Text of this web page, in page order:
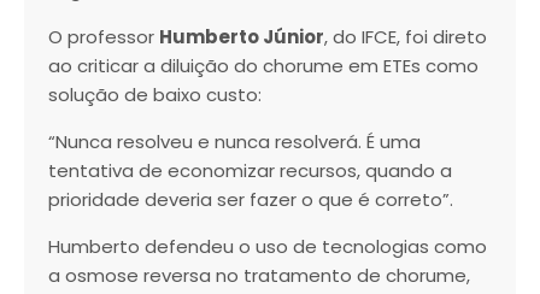
O professor Humberto Júnior, do IFCE, foi direto
ao criticar a diluição do chorume em ETEs como
solução de baixo custo:
“Nunca resolveu e nunca resolverá. É uma
tentativa de economizar recursos, quando a
prioridade deveria ser fazer o que é correto”.
Humberto defendeu o uso de tecnologias como
a osmose reversa no tratamento de chorume,